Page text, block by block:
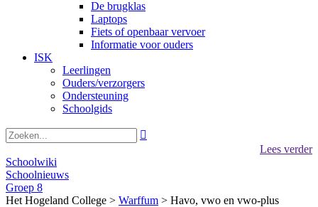
De brugklas
Laptops
Fiets of openbaar vervoer
Informatie voor ouders
ISK
Leerlingen
Ouders/verzorgers
Ondersteuning
Schoolgids

Lees verder
Schoolwiki
Schoolnieuws
Groep 8
Het Hogeland College > Warffum > Havo, vwo en vwo-plus